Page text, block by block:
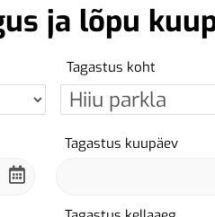
ja lõpu
Tagastus koht
Tagastus kuupäev